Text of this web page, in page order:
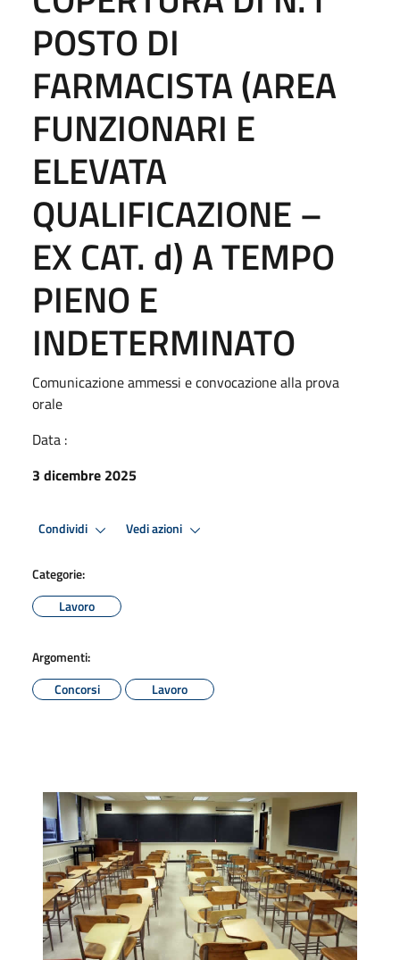
POSTO DI
FARMACISTA (AREA
FUNZIONARI E
ELEVATA
QUALIFICAZIONE –
EX CAT. d) A TEMPO
PIENO E
INDETERMINATO
Comunicazione ammessi e convocazione alla prova
orale
Data :
3 dicembre 2025
Condividi Vedi azioni
Categorie:
Lavoro
Argomenti:
Concorsi
Lavoro